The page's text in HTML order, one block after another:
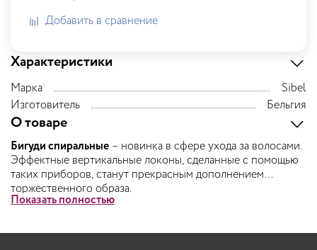
Характеристики
Марка
Sibel
Изготовитель
Бельгия
О товаре
Бигуди спиральные – новинка в сфере ухода за волосами.
Эффектные вертикальные локоны, сделанные с помощью
таких приборов, станут прекрасным дополнением
торжественного образа.
- Спиральные бигуди, изготовленные из качественного
локонах.
Показать полностью
Добавить в сравнение